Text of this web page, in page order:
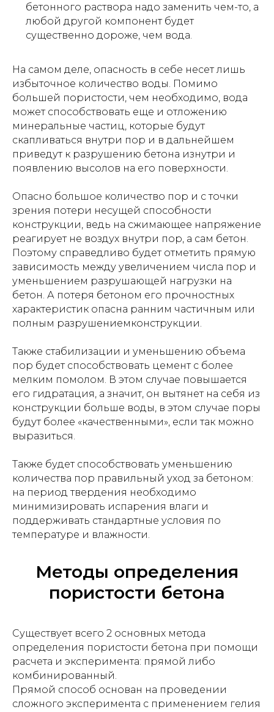
бетонного раствора надо заменить чем-то, а
любой другой компонент будет
существенно дороже, чем вода.
На самом деле, опасность в себе несет лишь
избыточное количество воды. Помимо
большей пористости, чем необходимо, вода
может способствовать еще и отложению
минеральные частиц, которые будут
скапливаться внутри пор и в дальнейшем
приведут к разрушению бетона изнутри и
появлению высолов на его поверхности.
Опасно большое количество пор и с точки
зрения потери несущей способности
конструкции, ведь на сжимающее напряжение
реагирует не воздух внутри пор, а сам бетон.
Поэтому справедливо будет отметить прямую
зависимость между увеличением числа пор и
уменьшением разрушающей нагрузки на
бетон. А потеря бетоном его прочностных
характеристик опасна ранним частичным или
полным разрушениемконструкции.
Также стабилизации и уменьшению объема
пор будет способствовать цемент с более
мелким помолом. В этом случае повышается
его гидратация, а значит, он вытянет на себя из
конструкции больше воды, в этом случае поры
будут более «качественными», если так можно
выразиться.
Также будет способствовать уменьшению
количества пор правильный уход за бетоном:
на период твердения необходимо
минимизировать испарения влаги и
поддерживать стандартные условия по
температуре и влажности.
Методы определения
пористости бетона
Существует всего 2 основных метода
определения пористости бетона при помощи
расчета и эксперимента: прямой либо
комбинированный.
Прямой способ основан на проведении
сложного эксперимента с применением гелия